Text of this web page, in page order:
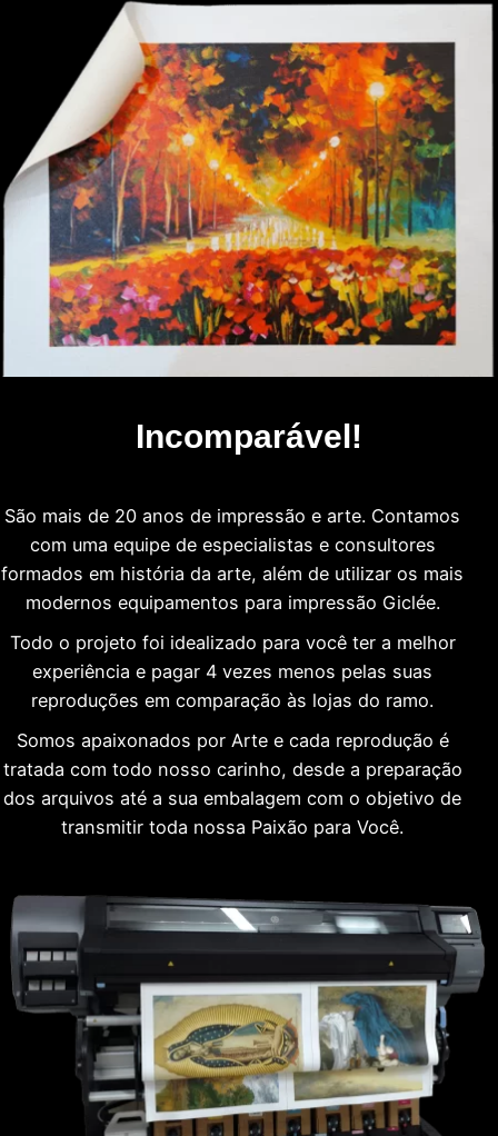
Incomparável!
São mais de 20 anos de impressão e arte. Contamos
com uma equipe de especialistas e consultores
formados em história da arte, além de utilizar os mais
modernos equipamentos para impressão Giclée.
Todo o projeto foi idealizado para você ter a melhor
experiência e pagar 4 vezes menos pelas suas
reproduções em comparação às lojas do ramo.
Somos apaixonados por Arte e cada reprodução é
tratada com todo nosso carinho, desde a preparação
dos arquivos até a sua embalagem com o objetivo de
transmitir toda nossa Paixão para Você.